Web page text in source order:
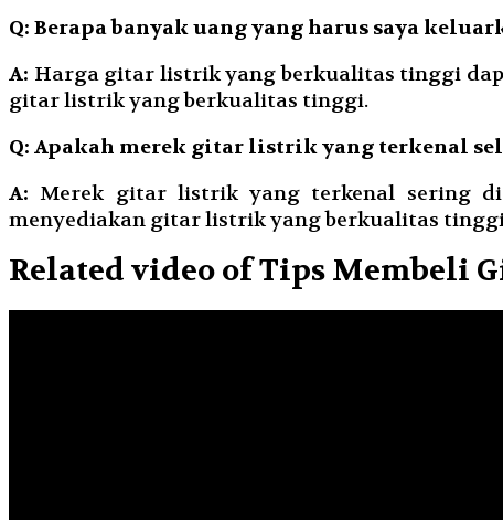
Q: Berapa banyak uang yang harus saya
A: Harga gitar listrik yang berkualitas tinggi
gitar listrik yang berkualitas tinggi.
Q: Apakah merek gitar listrik yang terkenal
A: Merek gitar listrik yang terkenal sering
menyediakan gitar listrik yang berkualitas
Related video of Tips Membeli